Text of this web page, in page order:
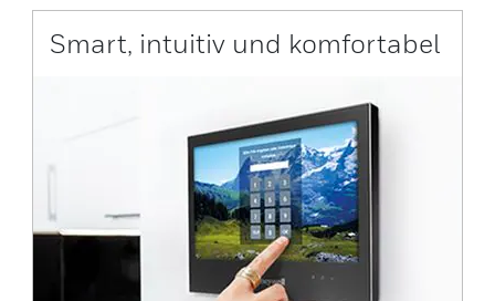
Smart, intuitiv und komfortabel